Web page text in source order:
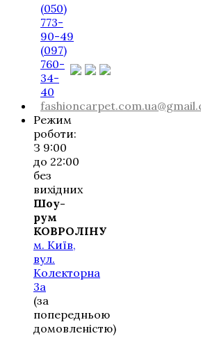
(050)
773-
90-49
(097)
760-
34-
40
Режим
роботи:
З 9:00
до 22:00
без
вихідних
Шоу-
рум
КОВРОЛІНУ
м. Київ,
вул.
Колекторна
3а
(за
попередньою
домовленістю)